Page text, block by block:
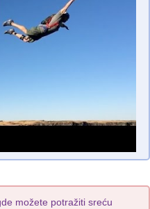
možete potražiti sreću